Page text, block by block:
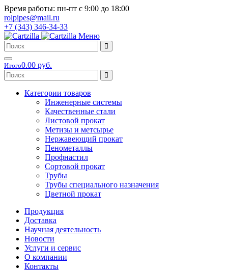
Время работы: пн-пт с 9:00 до 18:00
rolpipes@mail.ru
+7 (343) 346-34-33
Меню
Итого0.00 руб.
Категории товаров
Инженерные системы
Качественные стали
Листовой прокат
Метизы и метсырье
Нержавеющий прокат
Пенометаллы
Профнастил
Сортовой прокат
Трубы
Трубы специального назначения
Цветной прокат
Продукция
Доставка
Научная деятельность
Новости
Услуги и сервис
О компании
Контакты